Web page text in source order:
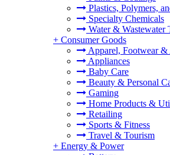
Plastics, Polymers,
Specialty Chemicals
Water & Wastewater
+ Consumer Goods
Apparel, Footwear &
Appliances
Baby Care
Beauty & Personal
Gaming
Home Products &
Retailing
Sports & Fitness
Travel & Tourism
+ Energy & Power